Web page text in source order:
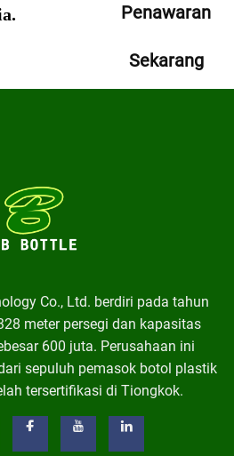
Penawaran
Sekarang
Co., Ltd. berdiri pada tahun
meter persegi dan kapasitas
600 juta. Perusahaan ini
sepuluh pemasok botol plastik
tersertifikasi di Tiongkok.